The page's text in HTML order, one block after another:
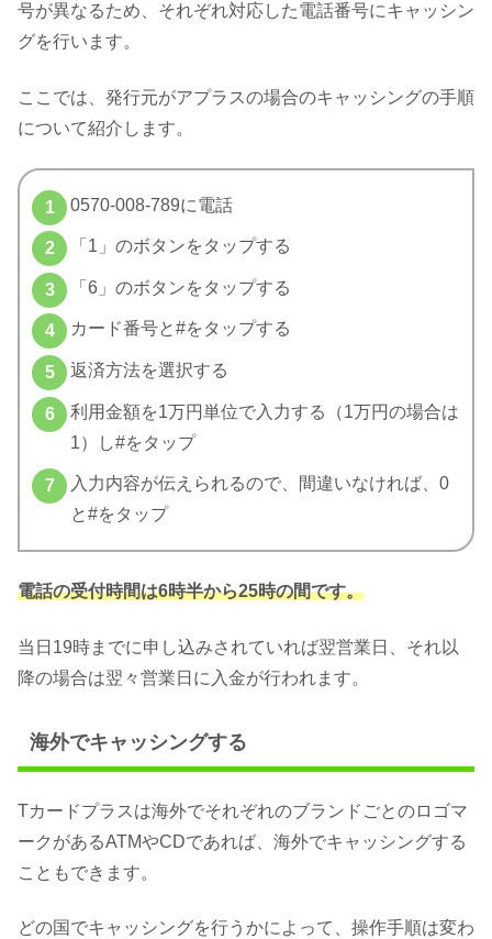
号が異なるため、それぞれ対応した電話番号にキャッシン
グを行います。
ここでは、発行元がアプラスの場合のキャッシングの手順
について紹介します。
0570-008-789に電話
「1」のボタンをタップする
「6」のボタンをタップする
カード番号と#をタップする
返済方法を選択する
利用金額を1万円単位で入力する（1万円の場合は
1）し#をタップ
入力内容が伝えられるので、間違いなければ、0
と#をタップ
電話の受付時間は6時半から25時の間です。
当日19時までに申し込みされていれば翌営業日、それ以
降の場合は翌々営業日に入金が行われます。
海外でキャッシングする
Tカードプラスは海外でそれぞれのブランドごとのロゴマ
ークがあるATMやCDであれば、海外でキャッシングする
こともできます。
どの国でキャッシングを行うかによって、操作手順は変わ